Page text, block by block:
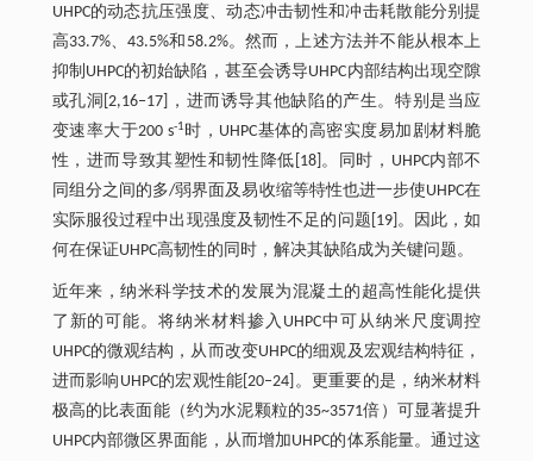
UHPC的动态抗压强度、动态冲击韧性和冲击耗散能分别提
高33.7%、43.5%和58.2%。然而，上述方法并不能从根本上
抑制UHPC的初始缺陷，甚至会诱导UHPC内部结构出现空隙
或孔洞[2,16‒17]，进而诱导其他缺陷的产生。特别是当应
变速率大于200 s-1时，UHPC基体的高密实度易加剧材料脆
性，进而导致其塑性和韧性降低[18]。同时，UHPC内部不
同组分之间的多/弱界面及易收缩等特性也进一步使UHPC在
实际服役过程中出现强度及韧性不足的问题[19]。因此，如
何在保证UHPC高韧性的同时，解决其缺陷成为关键问题。
近年来，纳米科学技术的发展为混凝土的超高性能化提供
了新的可能。将纳米材料掺入UHPC中可从纳米尺度调控
UHPC的微观结构，从而改变UHPC的细观及宏观结构特征，
进而影响UHPC的宏观性能[20‒24]。更重要的是，纳米材料
极高的比表面能（约为水泥颗粒的35~3571倍）可显著提升
UHPC内部微区界面能，从而增加UHPC的体系能量。通过这